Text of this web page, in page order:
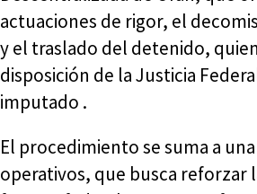
actuaciones de rigor, el
y el traslado del detenido,
disposición de la Justicia
imputado .
El procedimiento se suma a
operativos, que busca reforzar